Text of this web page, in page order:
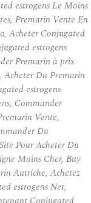
estrogens Le Moins
Premarin Vente En
Acheter Conjugated
estrogens
Premarin à prix
Acheter Du Premarin
estrogens
Commander
Vente,
Du
Pour Acheter Du
Moins Cher, Buy
Autriche, Achetez
estrogens Net,